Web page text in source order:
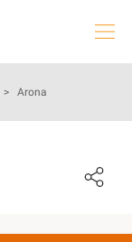
> Arona